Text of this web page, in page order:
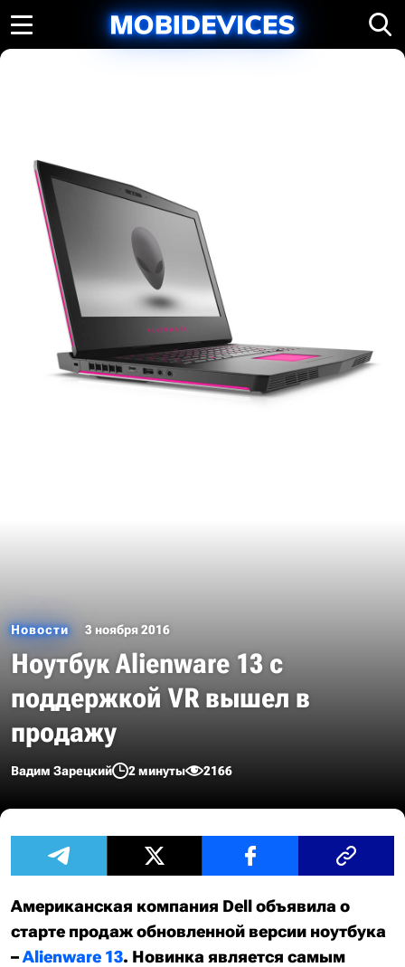
Новости 3 ноября 2016
Ноутбук Alienware 13 с
поддержкой VR вышел в
продажу
Вадим Зарецкий 2 минуты 2166
Американская компания Dell объявила о
старте продаж обновленной версии ноутбука
–Alienware 13. Новинка является самым